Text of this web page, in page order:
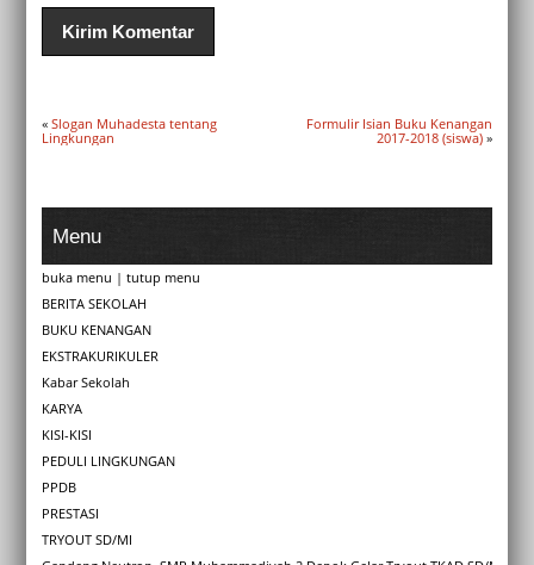
« Slogan Muhadesta tentang
Lingkungan
Formulir Isian Buku Kenangan
2017-2018 (siswa) »
Menu
buka menu | tutup menu
BERITA SEKOLAH
BUKU KENANGAN
EKSTRAKURIKULER
Kabar Sekolah
KARYA
KISI-KISI
PEDULI LINGKUNGAN
PPDB
PRESTASI
TRYOUT SD/MI